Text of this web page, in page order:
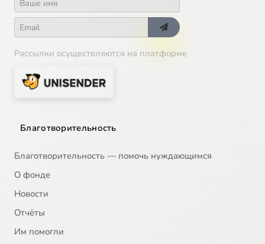
Рассылки осуществляются на платформе
Благотворительность
Благотворительность — помочь нуждающимся
О фонде
Новости
Отчёты
Им помогли